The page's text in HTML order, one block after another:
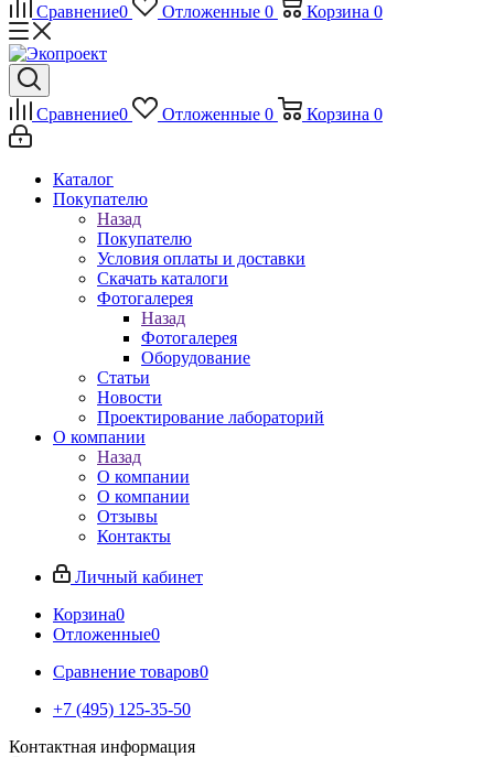
Сравнение0 Отложенные 0 Корзина 0
Сравнение0 Отложенные 0 Корзина 0
Каталог
Покупателю
Назад
Покупателю
Условия оплаты и доставки
Скачать каталоги
Фотогалерея
Назад
Фотогалерея
Оборудование
Статьи
Новости
Проектирование лабораторий
О компании
Назад
О компании
О компании
Отзывы
Контакты
Личный кабинет
Корзина0
Отложенные0
Сравнение товаров0
+7 (495) 125-35-50
Контактная информация